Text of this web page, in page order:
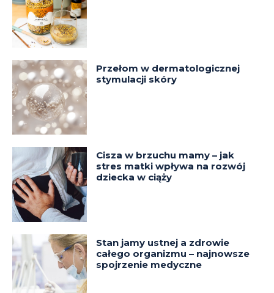
Przełom w dermatologicznej
stymulacji skóry
Cisza w brzuchu mamy – jak
stres matki wpływa na rozwój
dziecka w ciąży
Stan jamy ustnej a zdrowie
całego organizmu – najnowsze
spojrzenie medyczne